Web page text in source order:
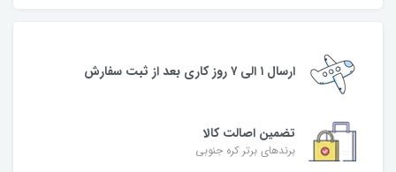
ارسال ۱ الی ۷ روز کاری بعد از ثبت سفارش
تضمین اصالت کالا
برندهای برتر کره جنوبی